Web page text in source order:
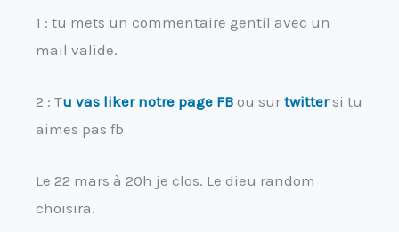
1 : tu mets un commentaire gentil avec un
mail valide.
2 : Tu vas liker notre page FB ou sur twitter si tu
aimes pas fb
Le 22 mars à 20h je clos. Le dieu random
choisira.